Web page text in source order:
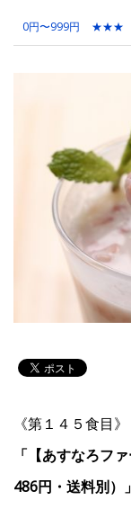
0円〜999円 ★★★
《第１４５食目》
「【あすなろフ
486円・送料別）」